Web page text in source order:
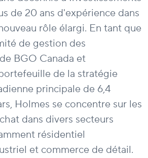
de 20 ans d'expérience dans
rôle élargi. En tant que
de gestion des
BGO Canada et
de la stratégie
principale de 6,4
Holmes se concentre sur les
dans divers secteurs
résidentiel
et commerce de détail.